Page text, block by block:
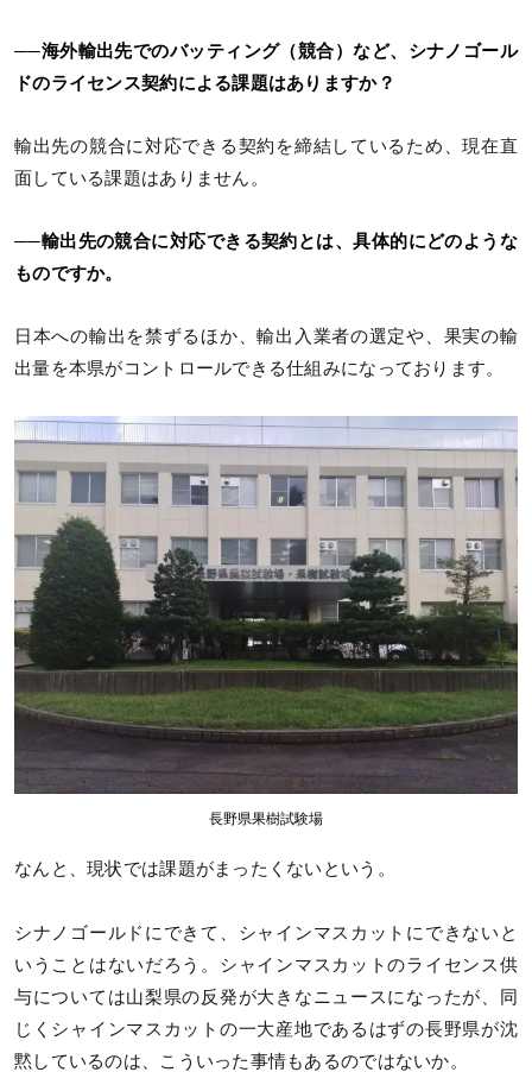
──海外輸出先でのバッティング（競合）など、シナノゴール
ドのライセンス契約による課題はありますか？
輸出先の競合に対応できる契約を締結しているため、現在直
面している課題はありません。
──輸出先の競合に対応できる契約とは、具体的にどのような
ものですか。
日本への輸出を禁ずるほか、輸出入業者の選定や、果実の輸
出量を本県がコントロールできる仕組みになっております。
長野県果樹試験場
なんと、現状では課題がまったくないという。
シナノゴールドにできて、シャインマスカットにできないと
いうことはないだろう。シャインマスカットのライセンス供
与については山梨県の反発が大きなニュースになったが、同
じくシャインマスカットの一大産地であるはずの長野県が沈
黙しているのは、こういった事情もあるのではないか。